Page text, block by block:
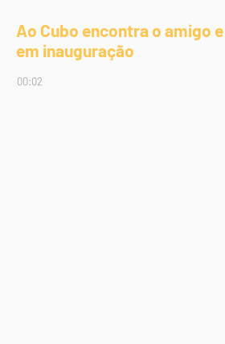
Ao Cubo encontra o amigo
em inauguração
00:02